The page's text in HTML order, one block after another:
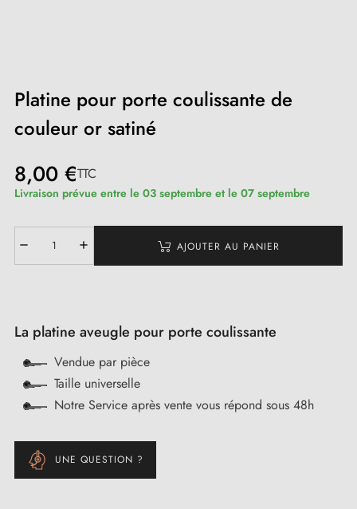
Platine pour porte coulissante de
couleur or satiné
8,00 €TTC
Livraison prévue entre le 03 septembre et le 07 septembre
AJOUTER AU PANIER
La platine aveugle pour porte coulissante
Vendue par pièce
Taille universelle
Notre Service après vente vous répond sous 48h
UNE QUESTION ?